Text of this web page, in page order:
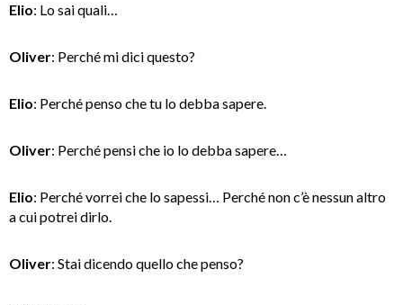
Elio: Lo sai quali…
Oliver: Perché mi dici questo?
Elio: Perché penso che tu lo debba sapere.
Oliver: Perché pensi che io lo debba sapere…
Elio: Perché vorrei che lo sapessi… Perché non c’è nessun altro
a cui potrei dirlo.
Oliver: Stai dicendo quello che penso?